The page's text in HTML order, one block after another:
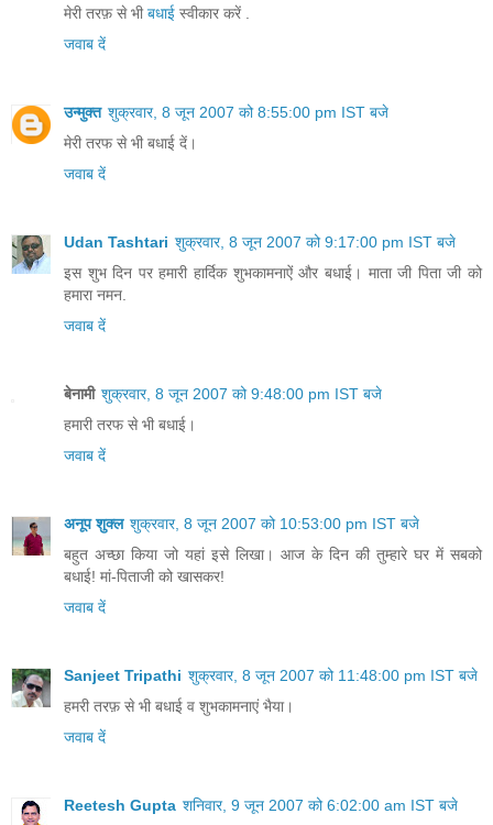
मेरी तरफ़ से भीबधाई स्वीकार करें .
जवाब दें
उन्मुक्त शुक्रवार, 8 जून 2007 को 8:55:00 pm IST बजे
मेरी तरफ से भी बधाई दें।
जवाब दें
Udan Tashtari शुक्रवार, 8 जून 2007 को 9:17:00 pm IST बजे
इस शुभ दिन पर हमारी हार्दिक शुभकामनाऐं और बधाई। माता जी पिता जी को
हमारा नमन.
जवाब दें
बेनामी शुक्रवार, 8 जून 2007 को 9:48:00 pm IST बजे
हमारी तरफ से भी बधाई।
जवाब दें
अनूप शुक्ल शुक्रवार, 8 जून 2007 को 10:53:00 pm IST बजे
बहुत अच्छा किया जो यहां इसे लिखा। आज के दिन की तुम्हारे घर में सबको
बधाई! मां-पिताजी को खासकर!
जवाब दें
Sanjeet Tripathi शुक्रवार, 8 जून 2007 को 11:48:00 pm IST बजे
हमरी तरफ़ से भी बधाई व शुभकामनाएं भैया।
जवाब दें
Reetesh Gupta शनिवार, 9 जून 2007 को 6:02:00 am IST बजे